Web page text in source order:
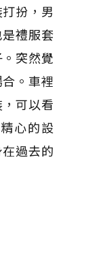
扮，男
禮服套
突然覺
。車裡
可以看
心的設
過去的